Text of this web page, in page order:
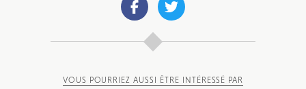
VOUS POURRIEZ AUSSI ÊTRE INTÉRESSÉ PAR